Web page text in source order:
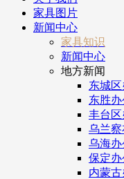
家具图片
新闻中心
家具知识
新闻中心
地方新闻
东城
东胜
丰台
乌兰
乌海
保定
内蒙